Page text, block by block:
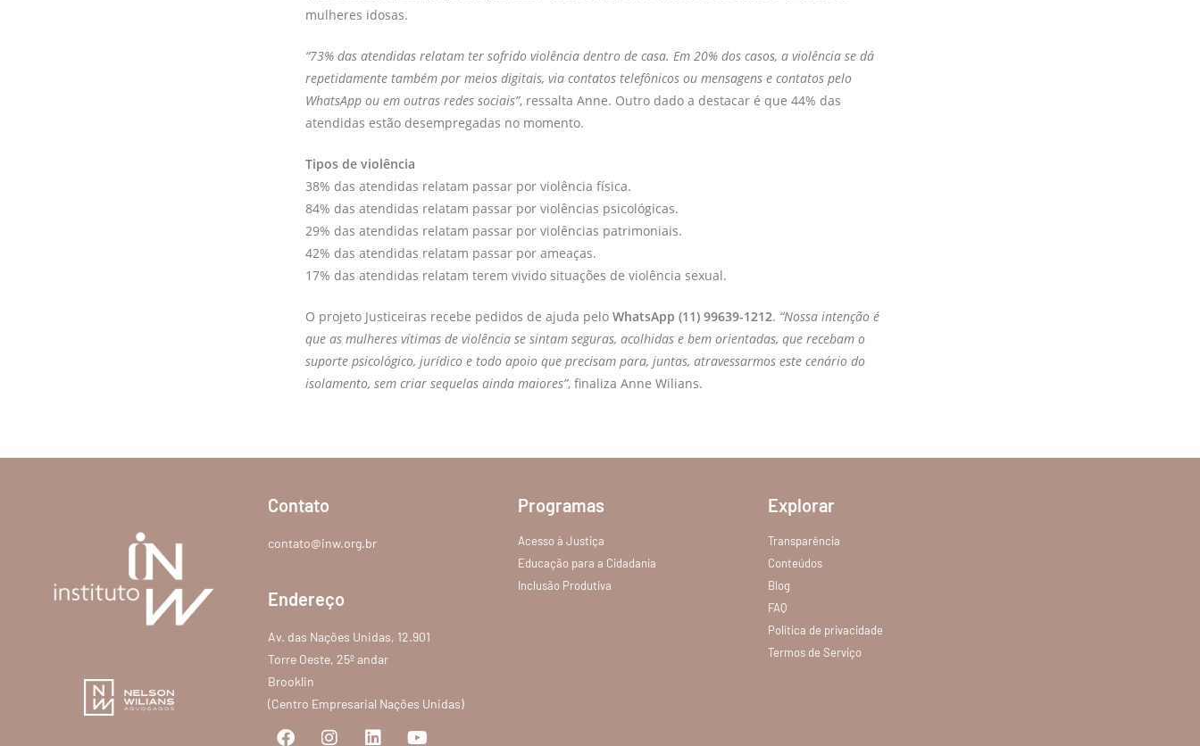
mulheres idosas.
“73% das atendidas relatam ter sofrido violência dentro de casa. Em 20% dos casos, a violência se dá
repetidamente também por meios digitais, via contatos telefônicos ou mensagens e contatos pelo
WhatsApp ou em outras redes sociais”, ressalta Anne. Outro dado a destacar é que 44% das
atendidas estão desempregadas no momento.
Tipos de violência
38% das atendidas relatam passar por violência física.
84% das atendidas relatam passar por violências psicológicas.
29% das atendidas relatam passar por violências patrimoniais.
42% das atendidas relatam passar por ameaças.
17% das atendidas relatam terem vivido situações de violência sexual.
O projeto Justiceiras recebe pedidos de ajuda pelo WhatsApp (11) 99639-1212. “Nossa intenção é
que as mulheres vítimas de violência se sintam seguras, acolhidas e bem orientadas, que recebam o
suporte psicológico, jurídico e todo apoio que precisam para, juntas, atravessarmos este cenário do
isolamento, sem criar sequelas ainda maiores”, finaliza Anne Wilians.
Contato
contato@inw.org.br
Endereço
Av. das Nações Unidas, 12.901
Torre Oeste, 25º andar
Brooklin
(Centro Empresarial Nações Unidas)
Programas
Acesso à Justiça
Educação para a Cidadania
Inclusão Produtiva
Explorar
Transparência
Conteúdos
Blog
FAQ
Política de privacidade
Termos de Serviço